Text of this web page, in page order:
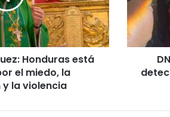
Honduras está
el miedo, la
la violencia
detecta
70
ebrios
Sula